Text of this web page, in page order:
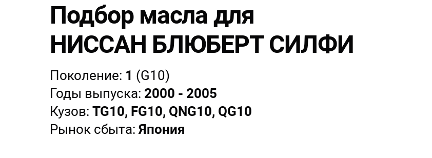
Подбор масла для
НИССАН БЛЮБЕРТ СИЛФИ
Поколение: 1 (G10)
Годы выпуска: 2000 - 2005
Кузов: TG10, FG10, QNG10, QG10
Рынок сбыта:Япония